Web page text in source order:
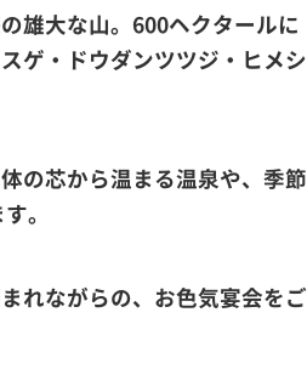
雄大な山。600ヘクタールに
ゲ・ドウダンツツジ・ヒメシ
の芯から温まる温泉や、季節
。
れながらの、お色気宴会をご